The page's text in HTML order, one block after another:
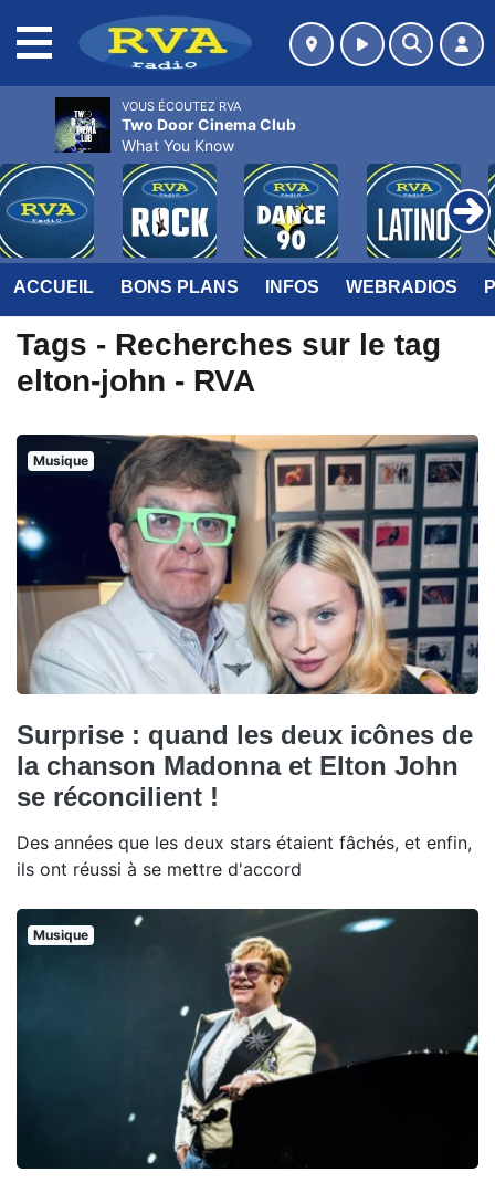
ACCUEIL BONS PLANS INFOS WEBRADIOS
Tags - Recherches sur le tag
elton-john - RVA
Musique
Surprise : quand les deux icônes de
la chanson Madonna et Elton John
se réconcilient !
Des années que les deux stars étaient fâchés, et enfin,
ils ont réussi à se mettre d'accord
Musique
VOUS ÉCOUTEZ RVA
Two Door Cinema Club
What You Know